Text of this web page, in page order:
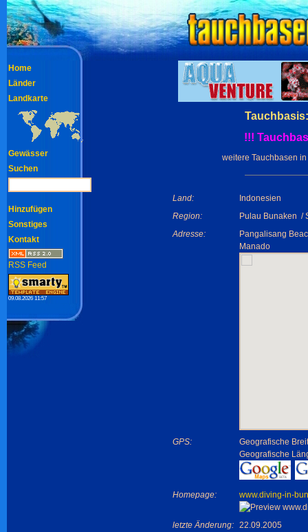
!!!
weitere Tauchbasen in
Land:
Indonesien
Region:
Pulau Bunaken /
Adresse:
Pangalisang
Manado
GPS:
Geografische
Geografische
Homepage: www.diving-in-
letzte Änderung: 22.09.2005
Home
Länder
Landkarte
Gewässer
Suchen
Hinzufügen
Sonstiges
Kontakt
RSS Feed
09.08.2026 11:57